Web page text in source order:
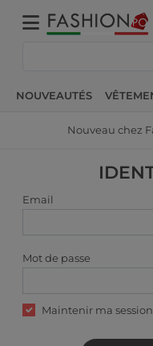
NOUVEAUTÉS
Nouveau chez
Email
Mot de passe
Maintenir ma